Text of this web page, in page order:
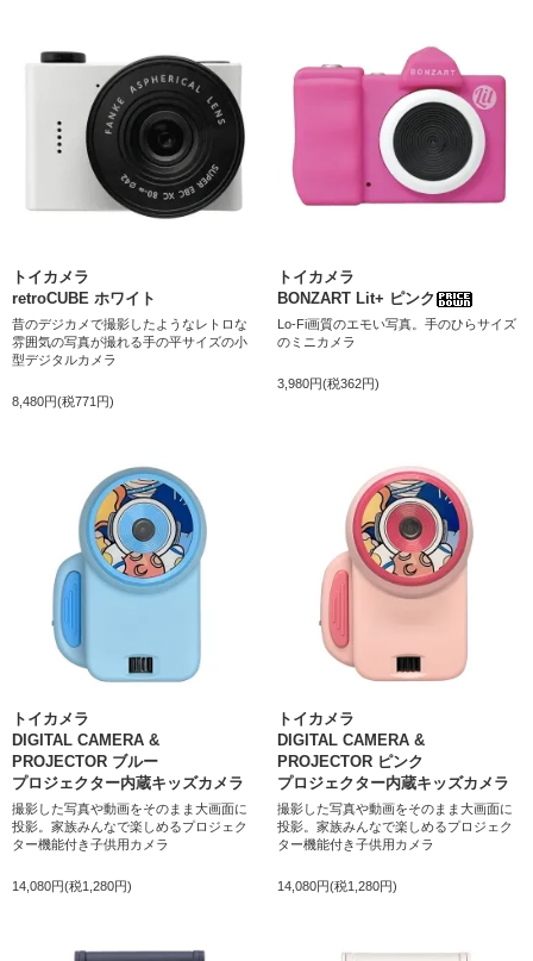
トイカメラ
retroCUBE ホワイト
昔のデジカメで撮影したようなレトロな
雰囲気の写真が撮れる手の平サイズの小
型デジタルカメラ
8,480円(税771円)
トイカメラ
BONZART Lit+ ピンク
Lo-Fi画質のエモい写真。手のひらサイズ
のミニカメラ
3,980円(税362円)
トイカメラ
DIGITAL CAMERA &
PROJECTOR ブルー
プロジェクター内蔵キッズカメラ
撮影した写真や動画をそのまま大画面に
投影。家族みんなで楽しめるプロジェク
ター機能付き子供用カメラ
14,080円(税1,280円)
トイカメラ
DIGITAL CAMERA &
PROJECTOR ピンク
プロジェクター内蔵キッズカメラ
撮影した写真や動画をそのまま大画面に
投影。家族みんなで楽しめるプロジェク
ター機能付き子供用カメラ
14,080円(税1,280円)